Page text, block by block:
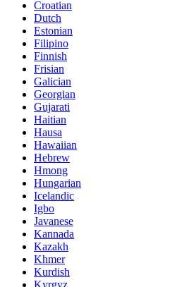
Croatian
Dutch
Estonian
Filipino
Finnish
Frisian
Galician
Georgian
Gujarati
Haitian
Hausa
Hawaiian
Hebrew
Hmong
Hungarian
Icelandic
Igbo
Javanese
Kannada
Kazakh
Khmer
Kurdish